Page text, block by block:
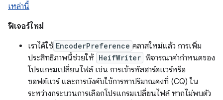
เหล่านี้
ฟีเจอร์ใหม่
เราได้ใช้ EncoderPreference คลาสใหม่แล้ว การเพิ่ม
ประสิทธิภาพนี้ช่วยให้ HeifWriter พิจารณาค่ากำหนดของ
โปรแกรมเปลี่ยนไฟล์ เช่น การเข้ารหัสฮาร์ดแวร์หรือ
ซอฟต์แวร์ และการบังคับใช้การหาปริมาณคงที่ (CQ) ใน
ระหว่างกระบวนการเลือกโปรแกรมเปลี่ยนไฟล์ หากไม่พบตัว